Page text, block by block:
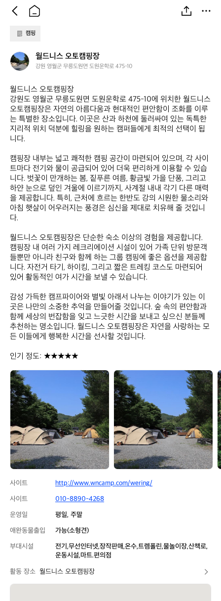
캠핑
월
드
스
오
토
캠
핑
장
월드니스 오토캠핑장
강원 영월군 무릉도원면 도원운학로 475-10
월드니스 오토캠핑장
강원도 영월군 무릉도원면 도원운학로 475-10에 위치한 월드니스
오토캠핑장은 자연의 아름다움과 현대적인 편안함이 조화를 이루
는 특별한 장소입니다. 이곳은 산과 하천에 둘러싸여 있는 독특한
지리적 위치 덕분에 힐링을 원하는 캠퍼들에게 최적의 선택이 됩
니다.
캠핑장 내부는 넓고 쾌적한 캠핑 공간이 마련되어 있으며, 각 사이
트마다 전기와 물이 공급되어 있어 더욱 편리하게 이용할 수 있습
니다. 벗꽃이 만개하는 봄, 짙푸른 여름, 황금빛 가을 단풍, 그리고
하얀 눈으로 덮인 겨울에 이르기까지, 사계절 내내 각기 다른 매력
을 제공합니다. 특히, 근처에 흐르는 한반도 강의 시원한 물소리와
아침 햇살이 어우러지는 풍경은 심신을 제대로 치유해 줄 것입니
다.
월드니스 오토캠핑장은 단순한 숙소 이상의 경험을 제공합니다.
캠핑장 내 여러 가지 레크리에이션 시설이 있어 가족 단위 방문객
들뿐만 아니라 친구와 함께 하는 그룹 캠핑에 좋은 옵션을 제공합
니다. 자전거 타기, 하이킹, 그리고 짧은 트레킹 코스도 마련되어
있어 활동적인 여가 시간을 보낼 수 있습니다.
감성 가득한 캠프파이어와 별빛 아래서 나누는 이야기가 있는 이
곳은 나만의 소중한 추억을 만들어줄 것입니다. 숲 속의 편안함과
함께 세상의 번잡함을 잊고 느긋한 시간을 보내고 싶으신 분들께
추천하는 명소입니다. 월드니스 오토캠핑장은 자연을 사랑하는 모
든 이들에게 행복한 시간을 선사할 것입니다.
인기 정도: ★★★★★
월
드
니
스
오
토
캠
핑
장
월
드
니
스
오
토
캠
핑
장
사이트
http://www.wncamp.com/wering/
사이트
010-8890-4268
운영일
평일, 주말
애완동물출입
가능(소형견)
부대시설
전기,무선인터넷,장작판매,온수,트렘폴린,물놀이장,산책로,
운동시설,마트.편의점
활동 장소 월드니스 오토캠핑장